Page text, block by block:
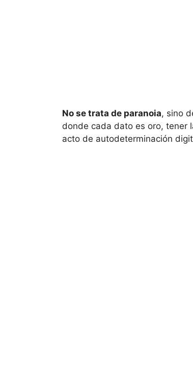
No se trata de paranoia, sino
donde cada dato es oro, tener
acto de autodeterminación